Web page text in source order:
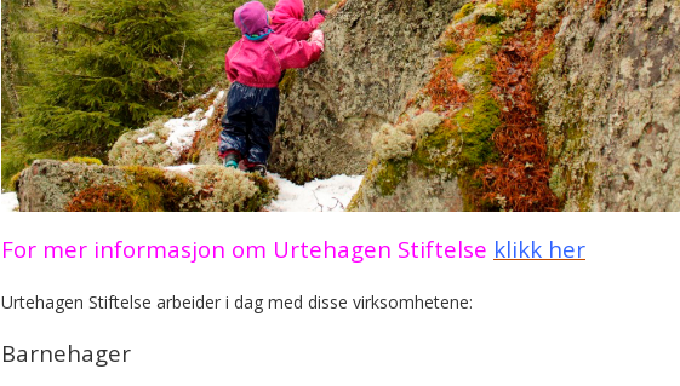
For mer informasjon om Urtehagen Stiftelse klikk her
Urtehagen Stiftelse arbeider i dag med disse virksomhetene:
Barnehager